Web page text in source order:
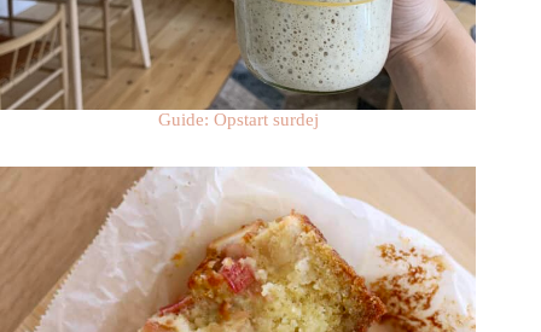
Guide: Opstart surdej